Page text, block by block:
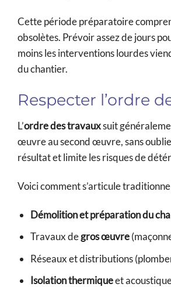
Cette période préparatoire
obsolètes. Prévoir assez de jours
moins les interventions lourdes
du chantier.
Respecter l’ordre
L’ordre des travauxsuit
œuvre au second œuvre, sans
résultat et limite les risques de
Voici comment s’articule
Démolition et préparation du
Travaux degros œuvre
Réseaux et distributions
Isolation thermiqueet